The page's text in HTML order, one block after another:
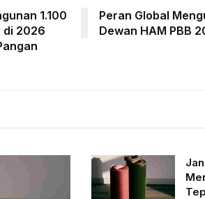
1.100
di 2026
Peran Global
Dewan HAM PBB